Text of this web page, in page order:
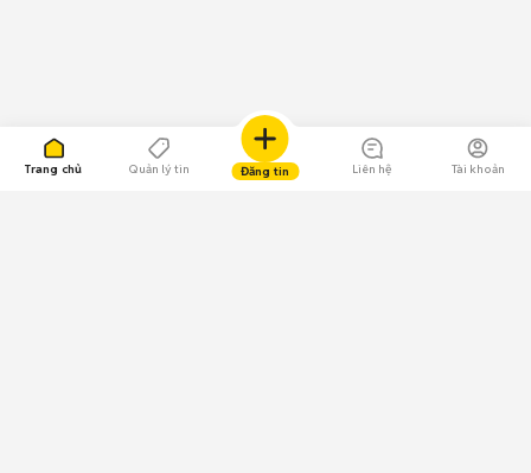
Trang chủ Quản lý tin Đăng tin Liên hệ Tài khoản